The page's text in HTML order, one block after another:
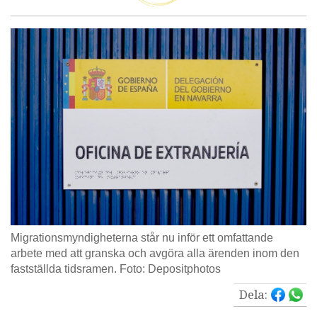
Migrationsmyndigheterna står nu inför ett omfattande
arbete med att granska och avgöra alla ärenden inom den
fastställda tidsramen. Foto: Depositphotos
Dela: